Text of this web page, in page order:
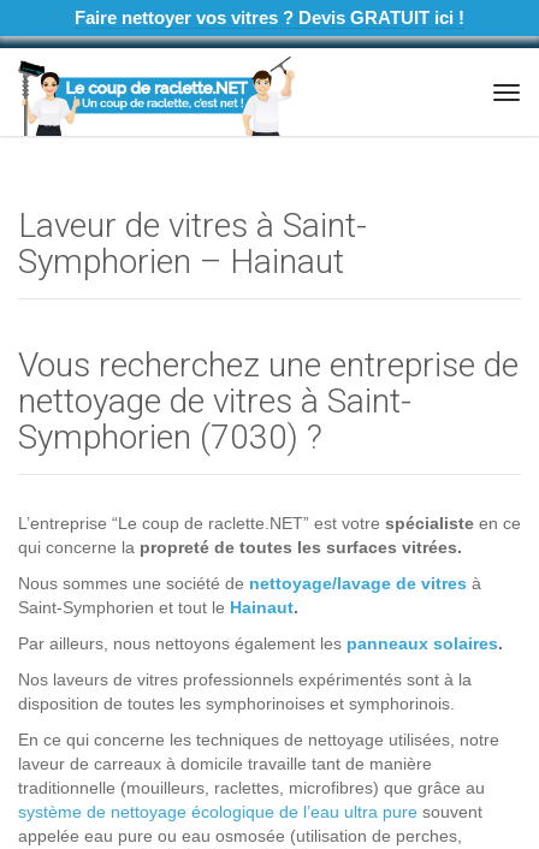
Faire nettoyer vos vitres ? Devis GRATUIT ici !
Laveur de vitres à Saint-
Symphorien – Hainaut
Vous recherchez une entreprise de
nettoyage de vitres à Saint-
Symphorien (7030) ?
L’entreprise “Le coup de raclette.NET” est votre spécialiste en ce
qui concerne la propreté de toutes les surfaces vitrées.
Nous sommes une société de nettoyage/lavage de vitres à
Saint-Symphorien et tout le Hainaut.
Par ailleurs, nous nettoyons également les panneaux solaires.
Nos laveurs de vitres professionnels expérimentés sont à la
disposition de toutes les symphorinoises et symphorinois.
En ce qui concerne les techniques de nettoyage utilisées, notre
laveur de carreaux à domicile travaille tant de manière
traditionnelle (mouilleurs, raclettes, microfibres) que grâce au
système de nettoyage écologique de l’eau ultra pure souvent
appelée eau pure ou eau osmosée (utilisation de perches,